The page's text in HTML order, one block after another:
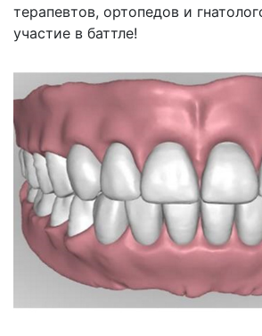
терапевтов, ортопедов и
участие в баттле!